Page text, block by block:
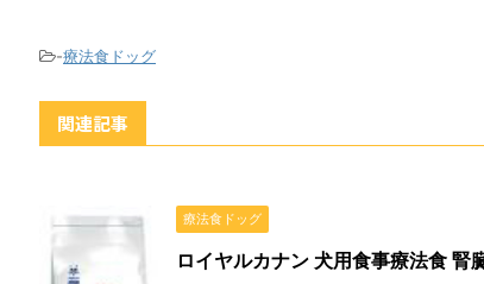
-療法食ドッグ
関連記事
療法食ドッグ
ロイヤルカナン 犬用食事療法食 腎